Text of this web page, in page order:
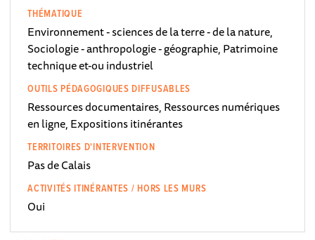
THÉMATIQUE
Environnement - sciences de la terre - de la nature,
Sociologie - anthropologie - géographie, Patrimoine
technique et-ou industriel
OUTILS PÉDAGOGIQUES DIFFUSABLES
Ressources documentaires, Ressources numériques
en ligne, Expositions itinérantes
TERRITOIRES D'INTERVENTION
Pas de Calais
ACTIVITÉS ITINÉRANTES / HORS LES MURS
Oui